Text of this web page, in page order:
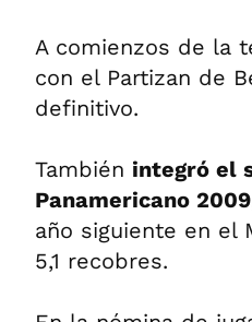
A comienzos de la
con el Partizan de
definitivo.
También integró el
Panamericano 2009
año siguiente en el
5,1 recobres.